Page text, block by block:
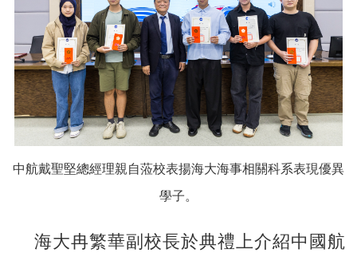
中航戴聖堅總經理親自蒞校表揚海大海事相關科系表現優異
學子。
海大冉繁華副校長於典禮上介紹中國航